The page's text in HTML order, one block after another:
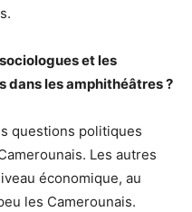
et les
dans les amphithéâtres ?
questions politiques
Les autres
économique, au
les Camerounais.